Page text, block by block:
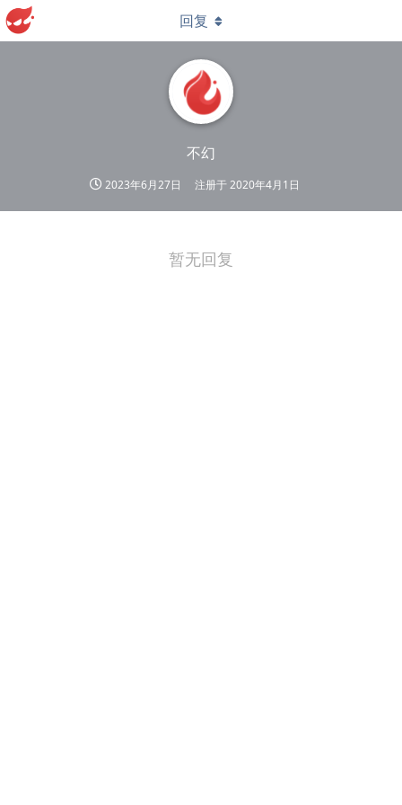
不幻
2023年6月27日 注册于2020年4月1日
回复
暂无回复